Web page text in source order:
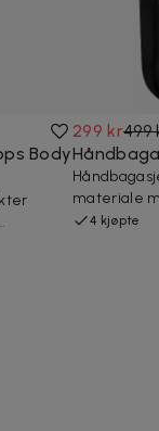
Body
299 kr499
materiale
4 kjøpte